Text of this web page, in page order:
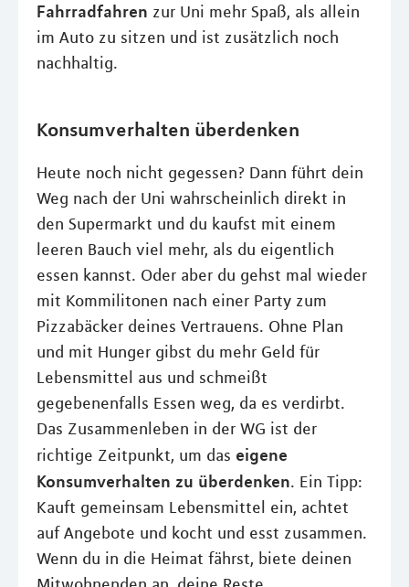
Fahrradfahren zur Uni mehr Spaß, als allein
im Auto zu sitzen und ist zusätzlich noch
nachhaltig.
Konsumverhalten überdenken
Heute noch nicht gegessen? Dann führt dein
Weg nach der Uni wahrscheinlich direkt in
den Supermarkt und du kaufst mit einem
leeren Bauch viel mehr, als du eigentlich
essen kannst. Oder aber du gehst mal wieder
mit Kommilitonen nach einer Party zum
Pizzabäcker deines Vertrauens. Ohne Plan
und mit Hunger gibst du mehr Geld für
Lebensmittel aus und schmeißt
gegebenenfalls Essen weg, da es verdirbt.
Das Zusammenleben in der WG ist der
richtige Zeitpunkt, um das eigene
Konsumverhalten zu überdenken. Ein Tipp:
Kauft gemeinsam Lebensmittel ein, achtet
auf Angebote und kocht und esst zusammen.
Wenn du in die Heimat fährst, biete deinen